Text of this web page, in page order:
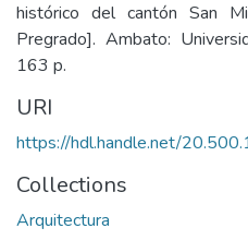
histórico del cantón San
Pregrado]. Ambato:
163 p.
URI
https://hdl.handle.net/
Collections
Arquitectura